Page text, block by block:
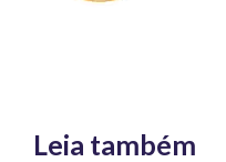
Leia também